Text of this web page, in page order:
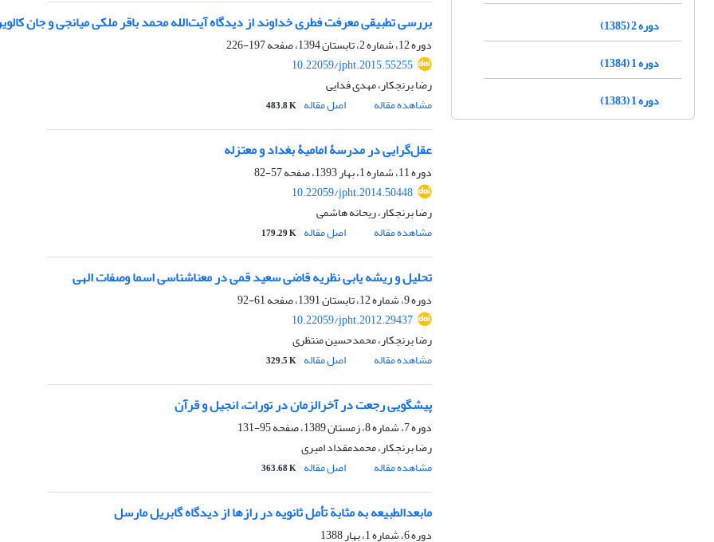
بررسی تطبیقی معرفت فطری خداوند از دیدگاه آیت‌الله محمد باقر ملکی میانجی و جان
دوره 12، شماره 2، تابستان 1394، صفحه
197-226
10.22059/jpht.2015.55255
رضا برنجکار، مهدی فدایی
مشاهده مقاله
اصل مقاله 483.8 K
عقل‌گرایی در مدرسۀ امامیۀ بغداد و معتزله
دوره 11، شماره 1، بهار 1393، صفحه
57-82
10.22059/jpht.2014.50448
رضا برنجکار، ریحانه هاشمی
مشاهده مقاله
اصل مقاله 179.29 K
تحلیل و ریشه یابی نظریه قاضی سعید قمی در معناشناسی اسما وصفات الهی
دوره 9، شماره 12، تابستان 1391، صفحه
61-92
10.22059/jpht.2012.29437
رضا برنجکار، محمدحسین منتظری
مشاهده مقاله
اصل مقاله 329.5 K
پیشگویی رجعت در آخرالزمان در تورات، انجیل و قرآن
دوره 7، شماره 8، زمستان 1389، صفحه
95-131
رضا برنجکار، محمدمقداد امیری
مشاهده مقاله
اصل مقاله 363.68 K
مابعدالطبیعه به مثابة تأمل ثانویه در رازها از دیدگاه گابریل مارسل
دوره 6، شماره 1، بهار 1388
دوره 2 (1385)
دوره 1 (1384)
دوره 1 (1383)